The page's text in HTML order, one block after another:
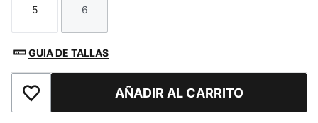
Talla
5
Talla
6
GUIA DE TALLAS
Añadir a la lista de deseosAÑADIR AL CARRITO